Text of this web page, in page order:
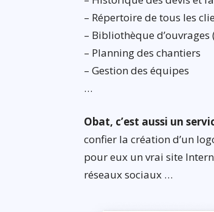
– Répertoire de tous les
– Bibliothèque
– Planning des chantiers
– Gestion des équipes
…
Obat, c’est aussi un
confier la création d’un
pour eux un vrai site
réseaux sociaux …